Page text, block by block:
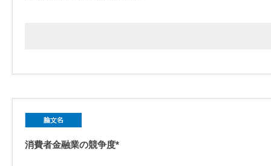
消費者金融業の競争度*